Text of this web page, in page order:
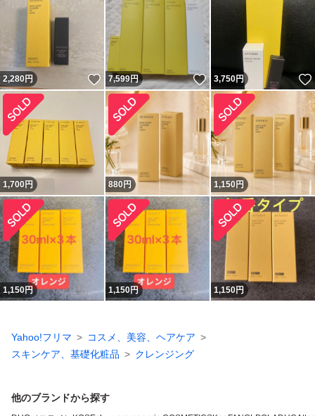
2,280円 いいね！
7,599円 いいね！
3,750円
1,700円 880円 1,150円
1,150円 1,150円 1,150円
Yahoo!フリマ
コスメ、美容、ヘアケア
スキンケア、基礎化粧品
クレンジング
他のブランドから探す